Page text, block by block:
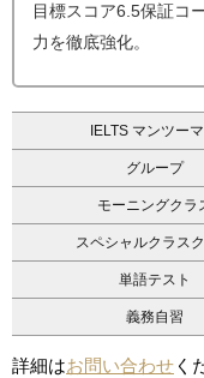
目標スコア6.5保証コ
力を徹底強化。
IELTS マンツー
グループ
モーニングクラ
スペシャルクラス
単語テスト
義務自習
詳細はお問い合わせ く